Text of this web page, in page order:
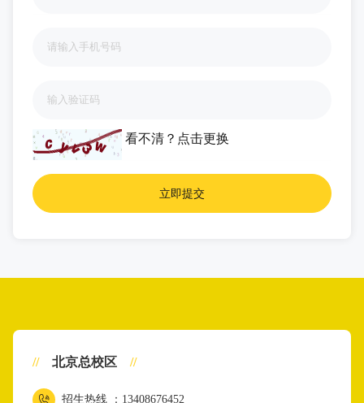
看不清？ 点击更换
// 北京总校区 //
招生热线 ：13408676452